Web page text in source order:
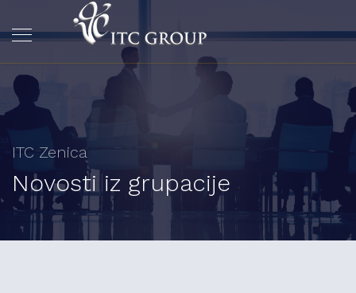
ITC Zenica
Novosti iz grupacije